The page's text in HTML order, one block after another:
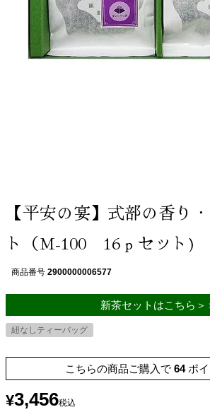
【平安の宴】式部の香り
ト（M-100 16ｐセット)
商品番号 2900000006577
新茶セットはこちら＞
紐なしティーバッグ
こちらの商品ご購入で 64 ポ
¥3,456税込